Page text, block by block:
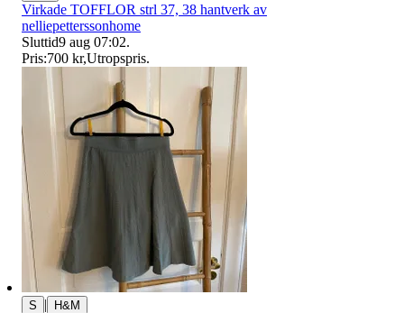
Virkade TOFFLOR strl 37, 38 hantverk av
nelliepetterssonhome
Sluttid9 aug 07:02.
Pris:700 kr,Utropspris.
S | H&M